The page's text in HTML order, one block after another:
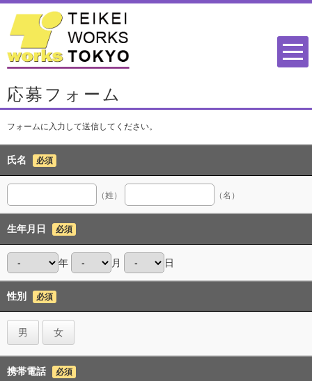
応募フォーム
フォームに入力して送信してください。
氏名 必須
（姓） （名）
生年月日 必須
年 月 日
性別 必須
男 女
携帯電話 必須